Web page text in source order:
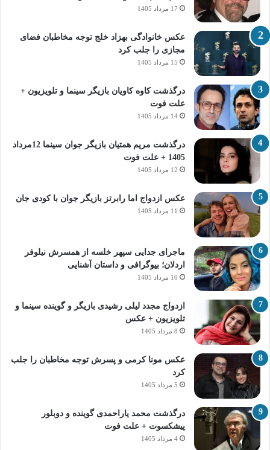
17 مرداد 1405
عکس خانوادگی بهزاد خلج توجه مخاطبان فضای
مجازی را جلب کرد
15 مرداد 1405
درگذشت کاوه کاویان بازیگر سینما و تلویزیون +
علت فوت
14 مرداد 1405
درگذشت مریم همتیان بازیگر جوان سینما 12مرداد
1405 + علت فوت
12 مرداد 1405
عکس ازدواج اما رابرتز بازیگر جوان با کودی جان
11 مرداد 1405
ماجرای جدایی سپهر خلسه از همسرش نیلوفر
اردلان؛ بیوگرافی و داستان آشنایی
10 مرداد 1405
ازدواج مجدد لیلی رشیدی بازیگر و گوینده سینما و
تلویزیون + عکس
8 مرداد 1405
عکس مونا کرمی و پسرش توجه مخاطبان را جلب
کرد
5 مرداد 1405
درگذشت محمد یاراحمدی گوینده و دوبلور
پیشکسوت + علت فوت
4 مرداد 1405